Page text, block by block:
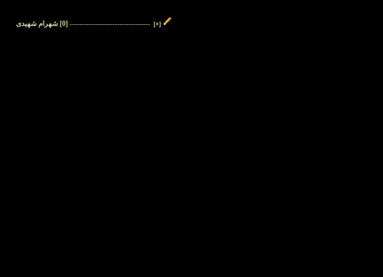
[+]
----------------------------------
[0] شهرام شهیدی